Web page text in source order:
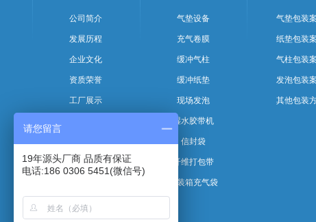
公司简介
发展历程
企业文化
资质荣誉
工厂展示
气垫设备
充气卷膜
缓冲气柱
缓冲纸垫
现场发泡
湿水胶带机
信封袋
纤维打包带
集装箱充气袋
气垫包装
纸垫包装
气柱包装
发泡包装
其他包装
请您留言
19年源头厂商 品质有保证
电话:186 0306 5451(微信号)